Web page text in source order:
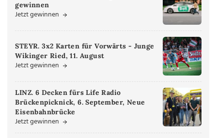
gewinnen
Jetzt gewinnen
STEYR. 3x2 Karten für Vorwärts - Junge
Wikinger Ried, 11. August
Jetzt gewinnen
LINZ. 6 Decken fürs Life Radio
Brückenpicknick, 6. September, Neue
Eisenbahnbrücke
Jetzt gewinnen